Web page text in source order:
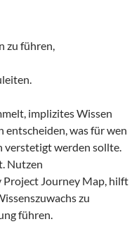
zu führen,
implizites Wissen
entscheiden, was für wen
verstetigt werden sollte.
Nutzen
Journey Map, hilft
zu
führen.